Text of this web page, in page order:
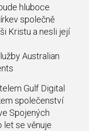
hluboce
společně
Kristu a nesli její
Australian
Gulf Digital
společenství
Spojených
let se věnuje